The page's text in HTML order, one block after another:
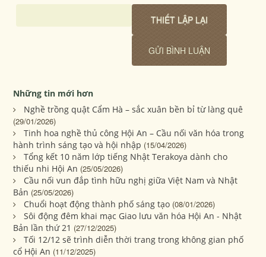
Những tin mới hơn
Nghề trồng quật Cẩm Hà – sắc xuân bền bỉ từ làng quê
(29/01/2026)
Tinh hoa nghề thủ công Hội An – Cầu nối văn hóa trong
hành trình sáng tạo và hội nhập (15/04/2026)
Tổng kết 10 năm lớp tiếng Nhật Terakoya dành cho
thiếu nhi Hội An (25/05/2026)
Cầu nối vun đắp tình hữu nghị giữa Việt Nam và Nhật
Bản (25/05/2026)
Chuổi hoạt động thành phố sáng tạo (08/01/2026)
Sôi động đêm khai mạc Giao lưu văn hóa Hội An - Nhật
Bản lần thứ 21 (27/12/2025)
Tối 12/12 sẽ trình diễn thời trang trong không gian phố
cổ Hội An (11/12/2025)